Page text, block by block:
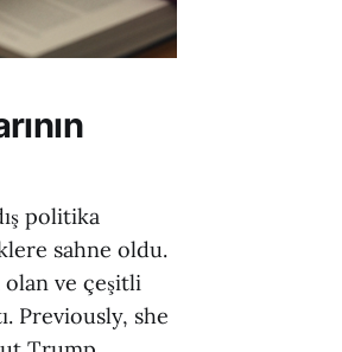
politika
sahne oldu.
ve çeşitli
Previously, she